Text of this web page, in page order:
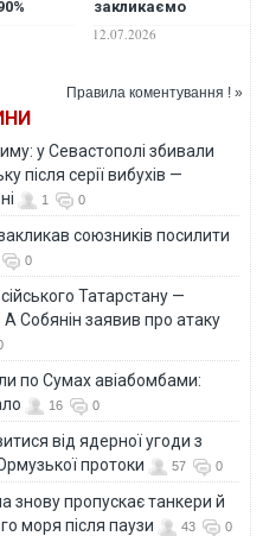
закликаємо
новий кондиціонер
поранених бійців
12.07.2026
Правила коментування ! »
у Севастополі збивали
після серії вибухів —
1 0
союзників посилити
0
Татарстану —
Собянін заявив про атаку
по Сумах авіабомбами:
16 0
від ядерної угоди з
протоки
57 0
знову пропускає танкери й
моря після паузи
43 0